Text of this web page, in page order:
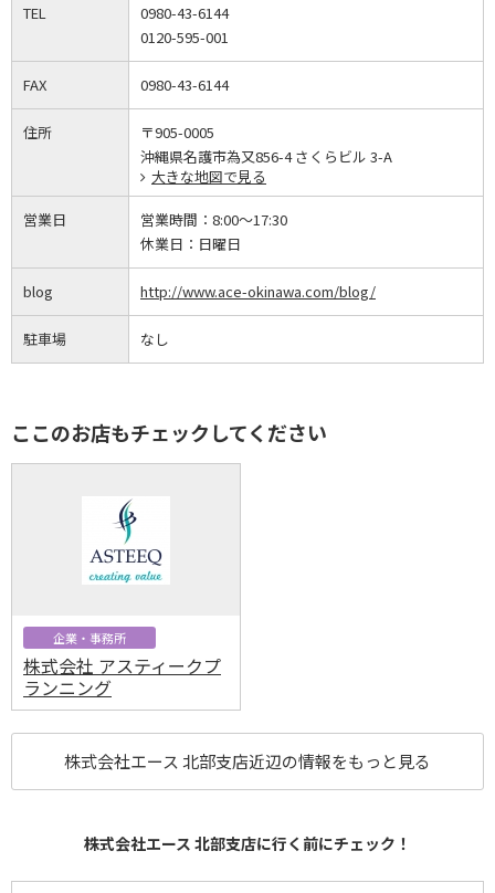
TEL
0980-43-6144
0120-595-001
FAX 0980-43-6144
住所
〒905-0005
沖縄県名護市為又856-4 さくらビル 3-A
大きな地図で見る
営業日 営業時間： 8:00～17:30
休業日： 日曜日
blog http://www.ace-okinawa.com/blog/
駐車場 なし
ここのお店もチェックしてください
企業・事務所
株式会社 アスティークプ
ランニング
株式会社エース 北部支店近辺の情報をもっと見る
株式会社エース 北部支店に行く前にチェック！